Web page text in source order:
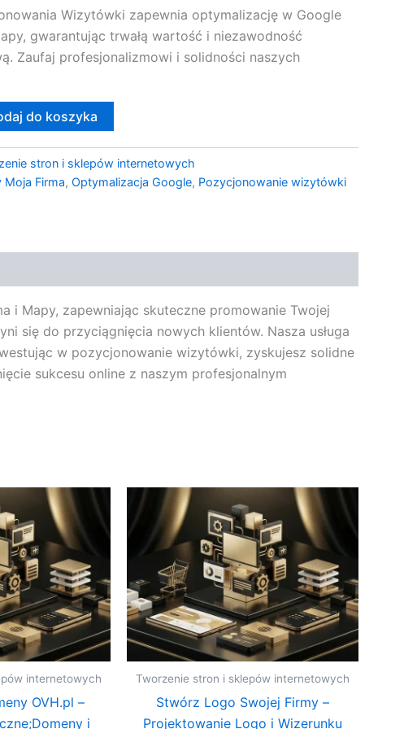
Wizytówki zapewnia optymalizację w Google
gwarantując trwałą wartość i niezawodność
Zaufaj profesjonalizmowi i solidności naszych
do koszyka
stron i sklepów internetowych
Moja Firma, Optymalizacja Google, Pozycjonowanie wizytówki
i Mapy, zapewniając skuteczne promowanie Twojej
się do przyciągnięcia nowych klientów. Nasza usługa
w pozycjonowanie wizytówki, zyskujesz solidne
sukcesu online z naszym profesjonalnym
internetowych
OVH.pl –
i
Tworzenie stron i sklepów internetowych
Stwórz Logo Swojej Firmy –
Projektowanie Logo i Wizerunku